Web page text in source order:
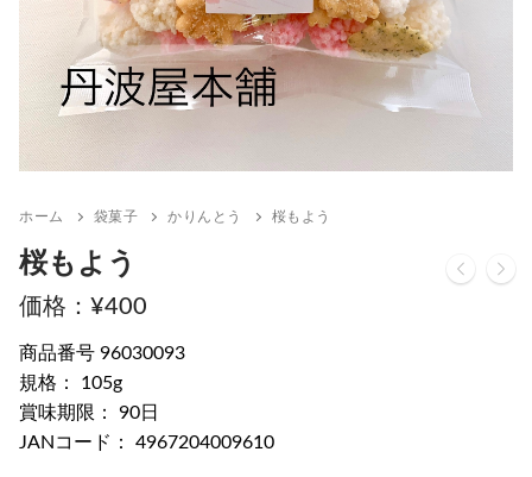
ホーム 袋菓子 かりんとう 桜もよう
桜もよう
¥400
商品番号 96030093
規格： 105g
賞味期限： 90日
JANコード： 4967204009610